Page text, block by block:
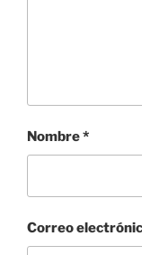
Nombre*
Correo